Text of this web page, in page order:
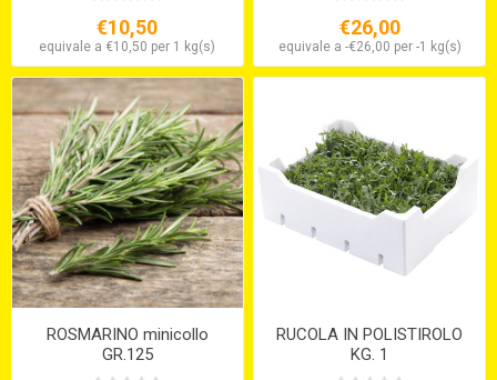
€10,50
equivale a €10,50 per 1 kg(s)
€26,00
equivale a -€26,00 per -1 kg(s)
ROSMARINO minicollo
GR.125
RUCOLA IN POLISTIROLO
KG. 1